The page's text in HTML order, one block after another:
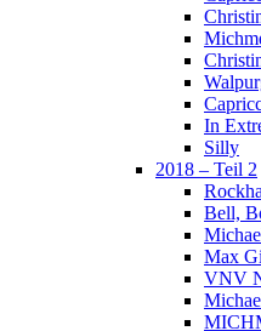
In
Silly
2018 – Teil 2
Bell,
Max
VNV